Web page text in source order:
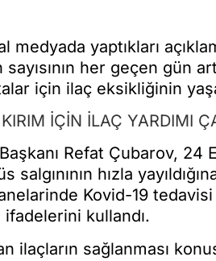
yaptıkları
her geçen gün
için ilaç eksikliğinin
İÇİN İLAÇ YARDIMI
Refat Çubarov, 24
salgınının hızla
Kovid-19
ifadelerini kullandı.
ilaçların sağlanması